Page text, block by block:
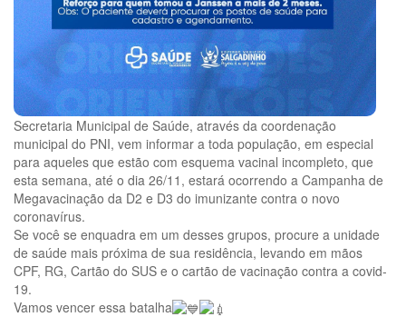
Secretaria Municipal de Saúde, através da coordenação
municipal do PNI, vem informar a toda população, em especial
para aqueles que estão com esquema vacinal incompleto, que
esta semana, até o dia 26/11, estará ocorrendo a Campanha de
Megavacinação da D2 e D3 do imunizante contra o novo
coronavírus.
Se você se enquadra em um desses grupos, procure a unidade
de saúde mais próxima de sua residência, levando em mãos
CPF, RG, Cartão do SUS e o cartão de vacinação contra a covid-
19.
Vamos vencer essa batalha